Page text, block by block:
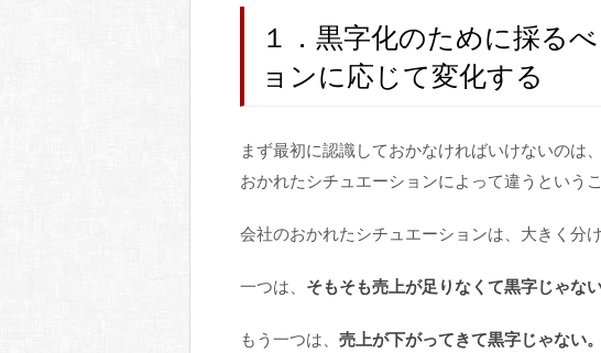
１．黒字化のために採る
ョンに応じて変化する
まず最初に認識しておかなければいけないのは
おかれたシチュエーションによって違うというこ
会社のおかれたシチュエーションは、大きく分
一つは、 そもそも売上が足りなくて黒字じゃない
もう一つは、 売上が下がってきて黒字じゃない。